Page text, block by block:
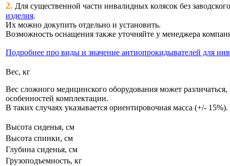
2. Для существенной части инвалидных колясок без
изделия.
Их можно докупить отдельно и установить.
Возможность оснащения также уточняйте у менеджера
Подробнее про виды и значение антиопрокидывателей для
Вес, кг
Вес сложного медицинского оборудования может
особенностей комплектации.
В таких случаях указывается ориентировочная масса (+/- 15%).
Высота сиденья, см
Высота спинки, см
Глубина сиденья, см
Грузоподъемность, кг